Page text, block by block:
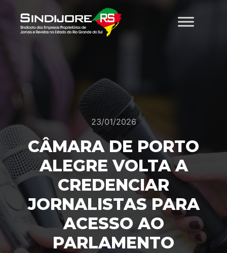
23/01/2026
CÂMARA DE PORTO
ALEGRE VOLTA A
CREDENCIAR
JORNALISTAS PARA
ACESSO AO
PARLAMENTO